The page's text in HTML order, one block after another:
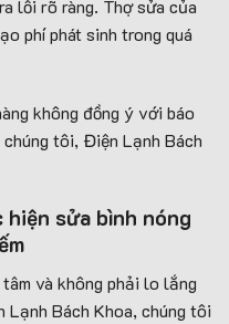
lỗi rõ ràng. Thợ sửa của
phí phát sinh trong quá
không đồng ý với báo
tôi, Điện Lạnh Bách
sửa bình nóng
và không phải lo lắng
Bách Khoa, chúng tôi